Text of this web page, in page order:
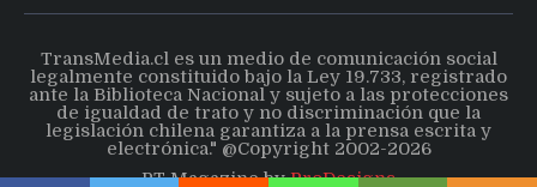
TransMedia.cl es un medio de comunicación social
legalmente constituido bajo la Ley 19.733, registrado
ante la Biblioteca Nacional y sujeto a las protecciones
de igualdad de trato y no discriminación que la
legislación chilena garantiza a la prensa escrita y
electrónica." @Copyright 2002-2026
PT Magazine byProDesigns